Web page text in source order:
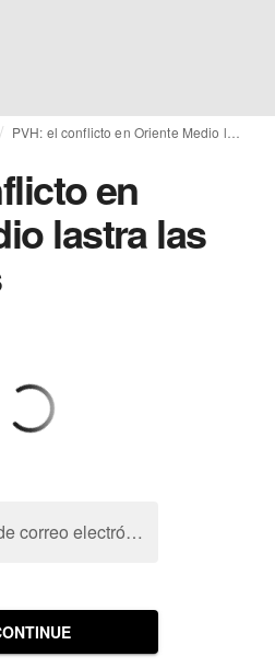
en
lastra las
Dirección de correo electrónico